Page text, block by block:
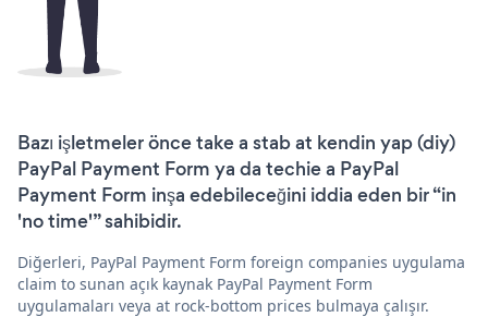
Bazı işletmeler önce take a stab at kendin yap (diy)
PayPal Payment Form ya da techie a PayPal
Payment Form inşa edebileceğini iddia eden bir “in
'no time'” sahibidir.
Diğerleri, PayPal Payment Form foreign companies uygulama
claim to sunan açık kaynak PayPal Payment Form
uygulamaları veya at rock-bottom prices bulmaya çalışır.